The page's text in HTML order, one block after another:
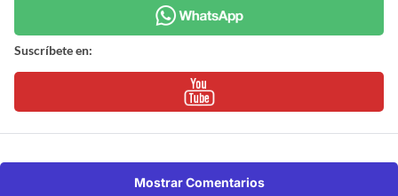
Suscríbete en:
Mostrar Comentarios